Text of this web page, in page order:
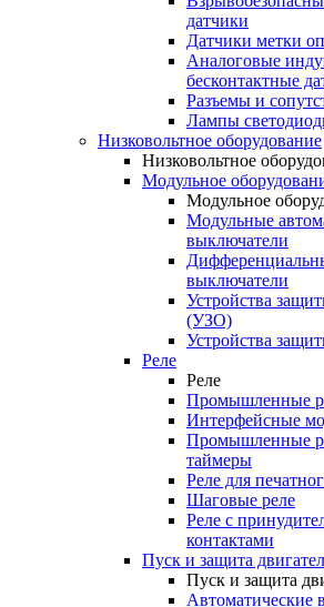
датчики
Датчики метки
Аналоговые
бесконтактные
Разъемы и
Лампы
Низковольтное оборудование
Низковольтное
Модульное
Модульное
Модульные
выключатели
выключатели
Устройства
(УЗО)
Устройства
Реле
Реле
Промышленные
Интерфейсные
Промышленные
таймеры
Реле для
Шаговые реле
Реле с
контактами
Пуск и защита
Пуск и защита
Автоматические